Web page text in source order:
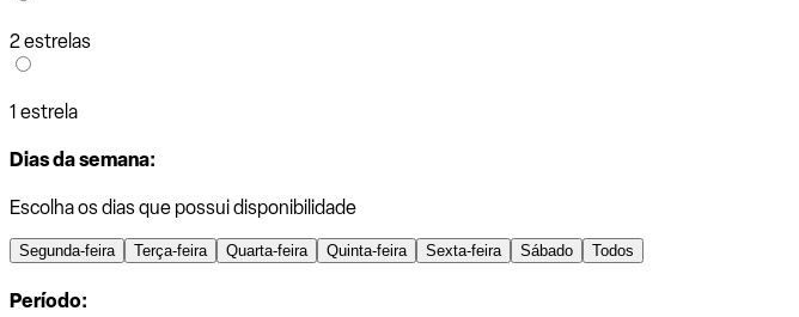
2 estrelas
1 estrela
Dias da semana:
Escolha os dias que possui disponibilidade
Segunda-feira Terça-feira Quarta-feira Quinta-feira Sexta-feira Sábado Todos
Período: